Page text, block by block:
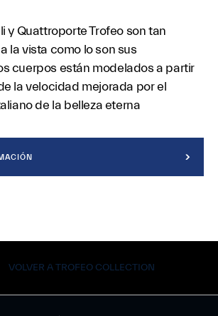
y Quattroporte Trofeo son tan
la vista como lo son sus
cuerpos están modelados a partir
la velocidad mejorada por el
de la belleza eterna
VOLVER A TROFEO COLLECTION